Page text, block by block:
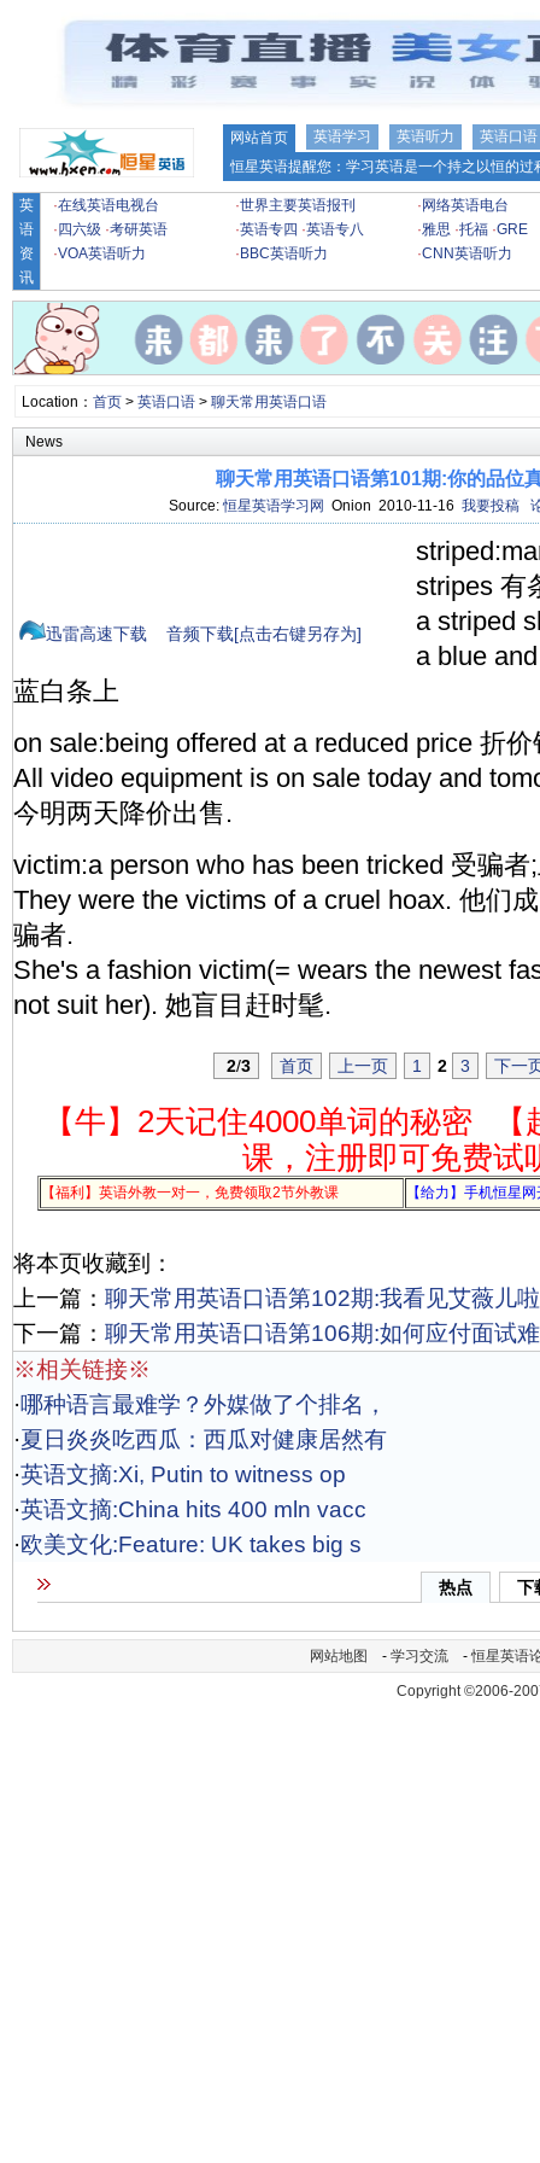
网站首页 英语学习 英语听力
英语口语
恒星英语提醒您：学习英语是一个持之以恒的
英
语
资
讯
·在线英语电视台 ·世界主要英语报刊 · 网络英语电台
· 四六级 ·考研英语 ·英语专四 ·英语专八 ·雅思 ·托福 ·GRE
·VOA英语听力 · BBC英语听力 ·CNN英语听力
Location： 首页> 英语口语> 聊天常用英语口语
News
聊天常用英语口语第101期:你的品位
Source:恒星英语学习网 Onion 2010-11-16 我要投稿
迅雷高速下载 音频下载[点击右键另存为]
stripes 有
a striped
a blue
蓝白条上
on sale:being offered at a reduced price 折
All video equipment is on sale today and
今明两天降价出售.
victim:a person who has been tricked 受骗者
They were the victims of a cruel hoax. 他们
骗者.
She's a fashion victim(= wears the newest
not suit her). 她盲目赶时髦.
2/3 首页 上一页 1 2 3 下一
【牛】2天记住4000单词的秘密
课，注册即可免费试
【福利】英语外教一对一，免费领取2节外教课 【给力】手机恒星
将本页收藏到：
上一篇： 聊天常用英语口语第102期:我看见艾薇儿啦
下一篇： 聊天常用英语口语第106期:如何应付面试
※相关链接※
·哪种语言最难学？外媒做了个排名，
·夏日炎炎吃西瓜：西瓜对健康居然有
·英语文摘:Xi, Putin to witness op
·英语文摘:China hits 400 mln vacc
·欧美文化:Feature: UK takes big s
热点 下
网站地图 - 学习交流 -恒星英语
Copyright ©2006-